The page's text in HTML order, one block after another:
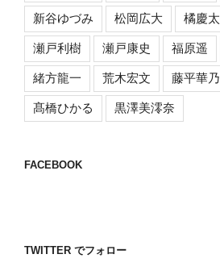
新谷ゆづみ 松岡広大 橘慶太
瀬戸利樹 瀬戸康史 福原遥
緒方龍一 荒木宏文 藤平華乃
髙橋ひかる 黒澤美澪奈
FACEBOOK
TWITTER でフォロー